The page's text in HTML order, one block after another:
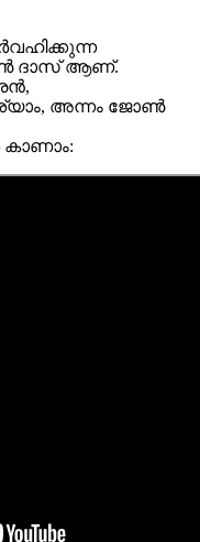
ദാസ് ആണ്.
അന്നം ജോൺ
കാണാം: